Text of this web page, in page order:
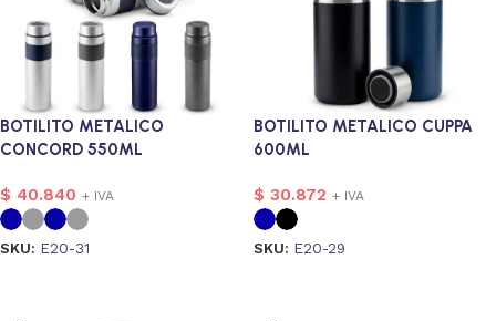
BOTILITO METALICO
CONCORD 550ML
$ 40.840 + IVA
SKU: E20-31
BOTILITO METALICO CUPPA
600ML
$ 30.872 + IVA
SKU: E20-29